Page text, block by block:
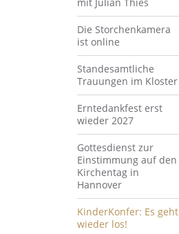
Die Storchenkamera
ist online
Standesamtliche
Trauungen im Kloster
Erntedankfest erst
wieder 2027
Gottesdienst zur
Einstimmung auf den
Kirchentag in
Hannover
KinderKonfer: Es geht
wieder los!